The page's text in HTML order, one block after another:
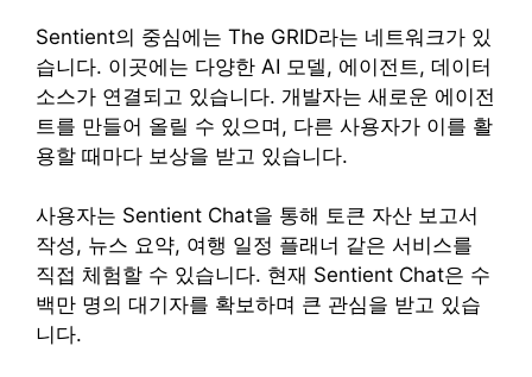
Sentient의 중심에는 The GRID라는 네트워크가 있
습니다. 이곳에는 다양한 AI 모델, 에이전트, 데이터
소스가 연결되고 있습니다. 개발자는 새로운 에이전
트를 만들어 올릴 수 있으며, 다른 사용자가 이를 활
용할 때마다 보상을 받고 있습니다.
사용자는 Sentient Chat을 통해 토큰 자산 보고서
작성, 뉴스 요약, 여행 일정 플래너 같은 서비스를
직접 체험할 수 있습니다. 현재 Sentient Chat은 수
백만 명의 대기자를 확보하며 큰 관심을 받고 있습
니다.